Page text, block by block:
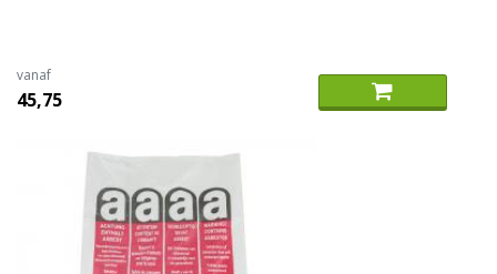
vanaf
45,75